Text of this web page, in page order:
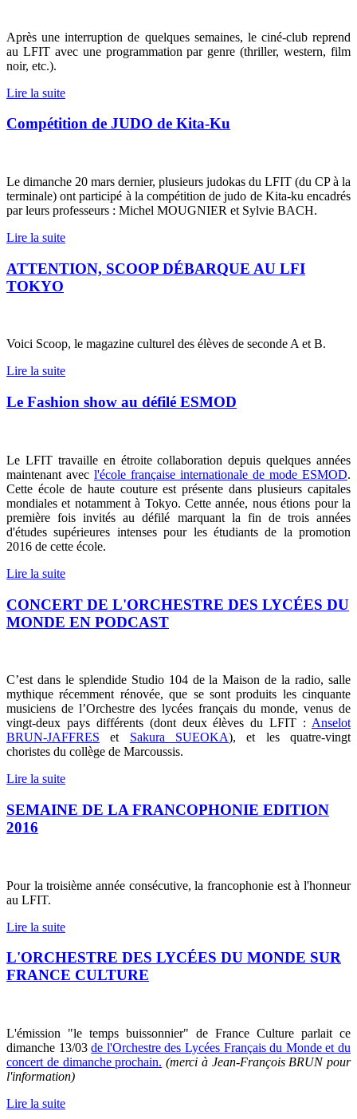
Après une interruption de quelques semaines, le ciné-club reprend
au LFIT avec une programmation par genre (thriller, western, film
noir, etc.).
Lire la suite
Compétition de JUDO de Kita-Ku
Le dimanche 20 mars dernier, plusieurs judokas du LFIT (du CP à la
terminale) ont participé à la compétition de judo de Kita-ku encadrés
par leurs professeurs : Michel MOUGNIER et Sylvie BACH.
Lire la suite
ATTENTION, SCOOP DÉBARQUE AU LFI
TOKYO
Voici Scoop, le magazine culturel des élèves de seconde A et B.
Lire la suite
Le Fashion show au défilé ESMOD
Le LFIT travaille en étroite collaboration depuis quelques années
maintenant avec l'école française internationale de mode ESMOD.
Cette école de haute couture est présente dans plusieurs capitales
mondiales et notamment à Tokyo. Cette année, nous étions pour la
première fois invités au défilé marquant la fin de trois années
d'études supérieures intenses pour les étudiants de la promotion
2016 de cette école.
Lire la suite
CONCERT DE L'ORCHESTRE DES LYCÉES DU
MONDE EN PODCAST
C’est dans le splendide Studio 104 de la Maison de la radio, salle
mythique récemment rénovée, que se sont produits les cinquante
musiciens de l’Orchestre des lycées français du monde, venus de
vingt-deux pays différents (dont deux élèves du LFIT : Anselot
BRUN-JAFFRES et Sakura SUEOKA), et les quatre-vingt
choristes du collège de Marcoussis.
Lire la suite
SEMAINE DE LA FRANCOPHONIE EDITION
2016
Pour la troisième année consécutive, la francophonie est à l'honneur
au LFIT.
Lire la suite
L'ORCHESTRE DES LYCÉES DU MONDE SUR
FRANCE CULTURE
L'émission "le temps buissonnier" de France Culture parlait ce
dimanche 13/03de l'Orchestre des Lycées Français du Monde et du
concert de dimanche prochain. (merci à Jean-François BRUN pour
l'information)
Lire la suite